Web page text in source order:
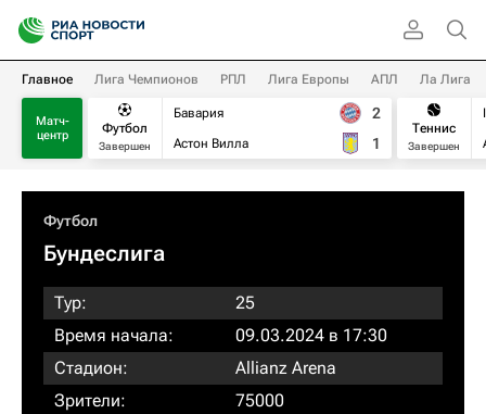
Главное Лига Чемпионов РПЛ Лига Европы АПЛ Ла Лига
Матч-
центр
Футбол
Завершен
Бавария
Астон Вилла
2
1
Теннис
Завершен
Футбол
Бундеслига
Тур:
25
Время начала:
09.03.2024 в 17:30
Стадион:
Allianz Arena
Зрители:
75000